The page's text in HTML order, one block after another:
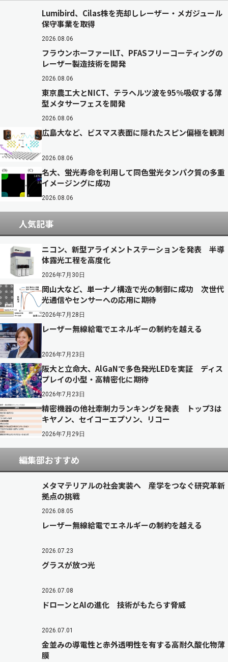
Lumibird、Cilas株を売却しレーザー・メガジュール
保守事業を取得
2026.08.06
フラウンホーファーILT、PFASフリーコーティングの
レーザー製造技術を開発
2026.08.06
東京農工大とNICT、テラヘルツ波を95％吸収する薄
型メタサーフェスを開発
2026.08.06
広島大など、ビスマス表面に隠れたスピン偏極を観測
2026.08.06
名大、蛍光寿命を利用して同色蛍光タンパク質の多重
イメージングに成功
2026.08.06
人気記事
ニコン、新型アライメントステーションを発表 半導
体露光工程を高度化
2026年7月30日
岡山大など、単一ナノ構造で光の制御に成功 次世代
光通信やセンサーへの応用に期待
2026年7月28日
レーザー無線給電でエネルギーの制約を越える
2026年7月23日
阪大と立命大、AlGaNで多色発光LEDを実証 ディス
プレイの小型・高精密化に期待
2026年7月23日
精密機器の他社牽制力ランキングを発表 トップ3は
キヤノン、セイコーエプソン、リコー
2026年7月29日
編集部おすすめ
メタマテリアルの社会実装へ 産学をつなぐ研究革新
拠点の挑戦
2026.08.05
レーザー無線給電でエネルギーの制約を越える
2026.07.23
グラスが放つ光
2026.07.08
ドローンとAIの進化 技術がもたらす脅威
2026.07.01
金並みの導電性と赤外透明性を有する高耐久酸化物薄
膜